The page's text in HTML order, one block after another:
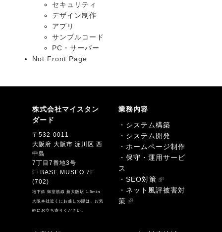
セキュリティ
デザイン制作
アプリ
サンプルコード
PC・サーバー
Not Front Page
株式会社マイスタン
ダード
〒532-0011
大阪府 大阪市 淀川区 西
中島
7丁目7番地3号
F+BASE MUSEO 7F
(702)
地下鉄 御堂筋線 新大阪駅 1.5min
大阪本社近くにお越しの際は、お気
軽にお立ち寄りください。
業務内容
・システム構築
・システム開発
・ホームページ制作
・保守・運用サービ
ス
・SEO対策
・ネット風評被害対
策